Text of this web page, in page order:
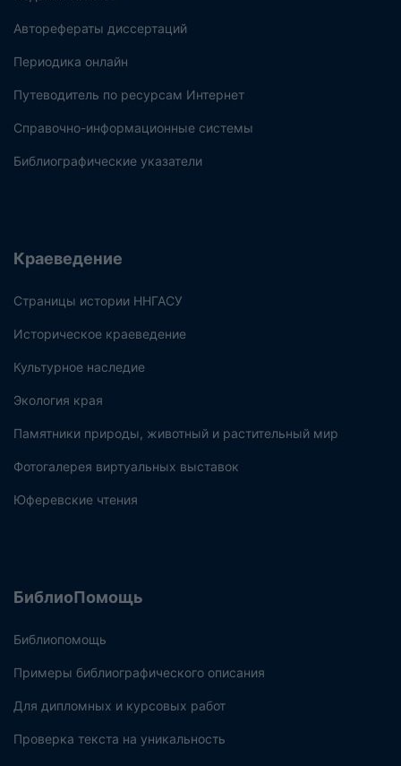
Авторефераты диссертаций
Периодика онлайн
Путеводитель по ресурсам Интернет
Справочно-информационные системы
Библиографические указатели
Краеведение
Страницы истории ННГАСУ
Историческое краеведение
Культурное наследие
Экология края
Памятники природы, животный и растительный мир
Фотогалерея виртуальных выставок
Юферевские чтения
БиблиоПомощь
Библиопомощь
Примеры библиографического описания
Для дипломных и курсовых работ
Проверка текста на уникальность